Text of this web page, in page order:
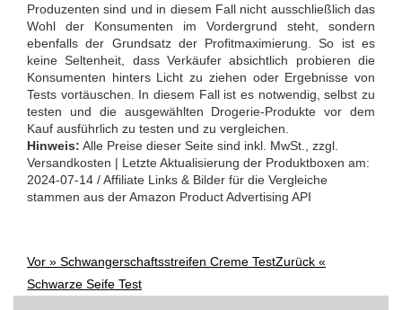
Produzenten sind und in diesem Fall nicht ausschließlich das
Wohl der Konsumenten im Vordergrund steht, sondern
ebenfalls der Grundsatz der Profitmaximierung. So ist es
keine Seltenheit, dass Verkäufer absichtlich probieren die
Konsumenten hinters Licht zu ziehen oder Ergebnisse von
Tests vortäuschen. In diesem Fall ist es notwendig, selbst zu
testen und die ausgewählten Drogerie-Produkte vor dem
Kauf ausführlich zu testen und zu vergleichen.
Hinweis: Alle Preise dieser Seite sind inkl. MwSt., zzgl.
Versandkosten | Letzte Aktualisierung der Produktboxen am:
2024-07-14 / Affiliate Links & Bilder für die Vergleiche
stammen aus der Amazon Product Advertising API
Post
Vor » Schwangerschaftsstreifen Creme TestZurück «
Schwarze Seife Test